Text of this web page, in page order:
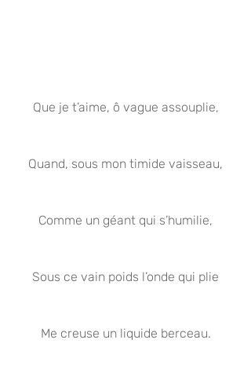
Que je t’aime, ô vague assouplie,
Quand, sous mon timide vaisseau,
Comme un géant qui s’humilie,
Sous ce vain poids l’onde qui plie
Me creuse un liquide berceau.